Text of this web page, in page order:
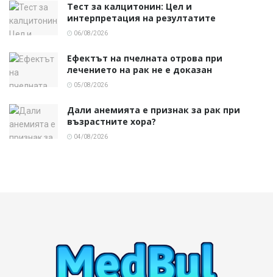
Тест за калцитонин: Цел и
интерпретация на резултатите
06/08/2026
Ефектът на пчелната отрова при
лечението на рак не е доказан
05/08/2026
Дали анемията е признак за рак при
възрастните хора?
04/08/2026